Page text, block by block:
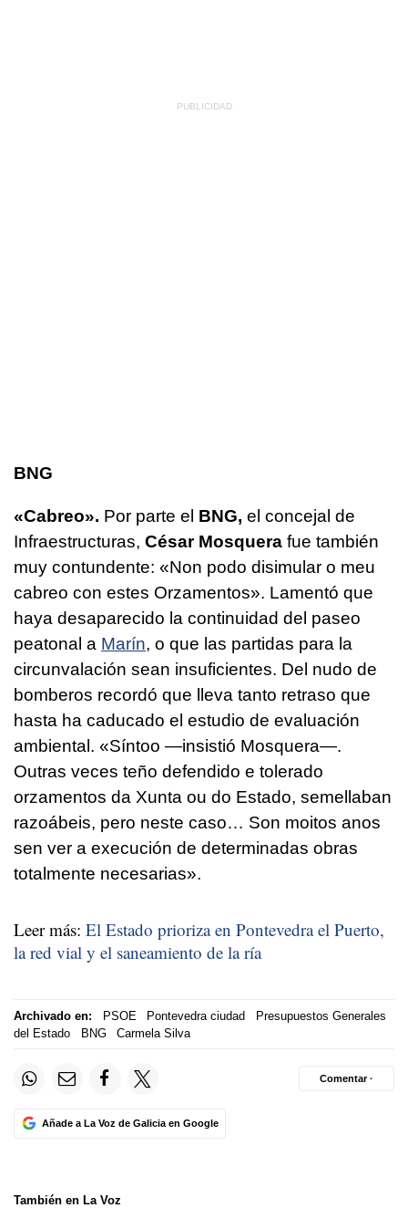
BNG
«Cabreo». Por parte el BNG, el concejal de
Infraestructuras, César Mosquera fue también
muy contundente: «Non podo disimular o meu
cabreo con estes Orzamentos». Lamentó que
haya desaparecido la continuidad del paseo
peatonal a Marín, o que las partidas para la
circunvalación sean insuficientes. Del nudo de
bomberos recordó que lleva tanto retraso que
hasta ha caducado el estudio de evaluación
ambiental. «Síntoo —insistió Mosquera—.
Outras veces teño defendido e tolerado
orzamentos da Xunta ou do Estado, semellaban
razoábeis, pero neste caso… Son moitos anos
sen ver a execución de determinadas obras
totalmente necesarias».
Leer más: El Estado prioriza en Pontevedra el Puerto,
la red vial y el saneamiento de la ría
Archivado en: PSOE Pontevedra ciudad
Presupuestos Generales
del Estado
BNG Carmela Silva
Añade a La Voz de Galicia en Google
Comentar ·
También en La Voz